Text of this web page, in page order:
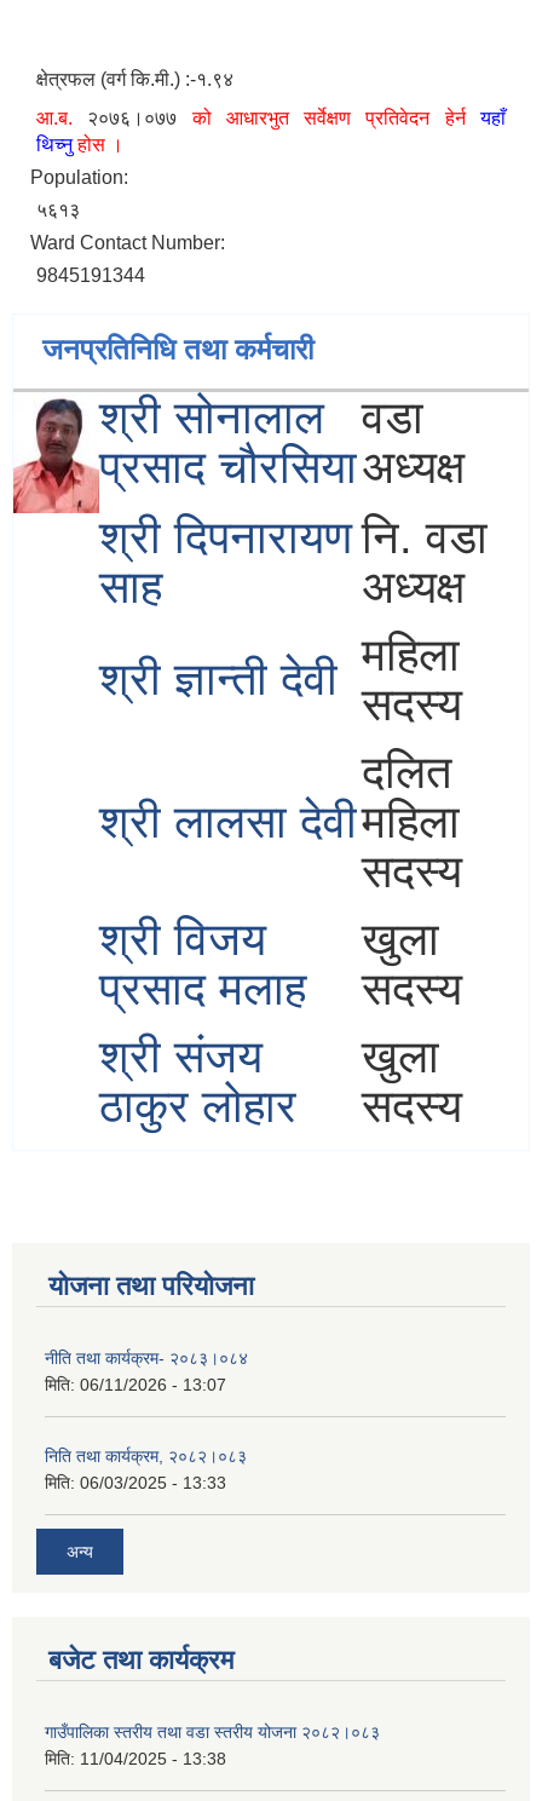
क्षेत्रफल (वर्ग कि.मी.) :-१.९४
आ.ब. २०७६।०७७को आधारभुत सर्वेक्षण प्रतिवेदन हेर्नयहाँ
थिच्नुहोस ।
Population:
५६१३
Ward Contact Number:
9845191344
जनप्रतिनिधि तथा कर्मचारी
श्री सोनालाल
प्रसाद चौरसिया
वडा
अध्यक्ष
श्री दिपनारायण
साह
नि. वडा
अध्यक्ष
श्री ज्ञान्ती देवी महिला
सदस्य
श्री लालसा देवी
दलित
महिला
सदस्य
श्री विजय
प्रसाद मलाह
खुला
सदस्य
श्री संजय
ठाकुर लोहार
खुला
सदस्य
योजना तथा परियोजना
नीति तथा कार्यक्रम- २०८३।०८४
मिति: 06/11/2026 - 13:07
निति तथा कार्यक्रम, २०८२।०८३
मिति: 06/03/2025 - 13:33
अन्य
बजेट तथा कार्यक्रम
गाउँपालिका स्तरीय तथा वडा स्तरीय योजना २०८२।०८३
मिति: 11/04/2025 - 13:38